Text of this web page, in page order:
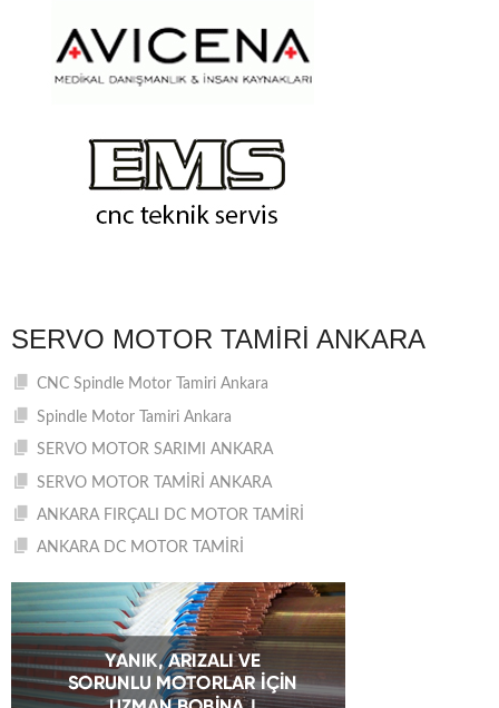
SERVO MOTOR TAMIRI ANKARA
CNC Spindle Motor Tamiri Ankara
Spindle Motor Tamiri Ankara
SERVO MOTOR SARIMI ANKARA
SERVO MOTOR TAMİRİ ANKARA
ANKARA FIRÇALI DC MOTOR TAMİRİ
ANKARA DC MOTOR TAMİRİ